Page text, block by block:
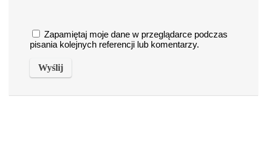
Zapamiętaj moje dane w przeglądarce podczas
pisania kolejnych referencji lub komentarzy.